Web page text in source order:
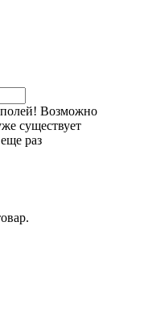
полей! Возможно
существует
раз